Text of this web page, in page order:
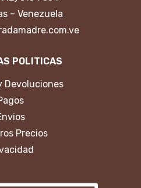
– Venezuela
POLITICAS
Devoluciones
Precios